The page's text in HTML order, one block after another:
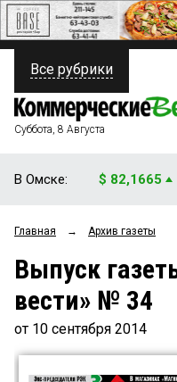
ПОЛИТИКА
ФИНАНСЫ
ОБЩЕСТВО
ЗАКОН
ПРОИСШЕСТВИЯ
Все рубрики
Суббота, 8 Августа
В Омске: $ 82,1665
Главная → Архив газеты
Выпуск
вести» № 34
от 10 сентября 2014